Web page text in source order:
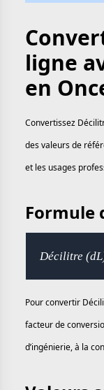
ligne
en
Convertissez
des valeurs de
et les usages
Formule
Décilitre
Pour convertir
facteur de
d’ingénierie, à la